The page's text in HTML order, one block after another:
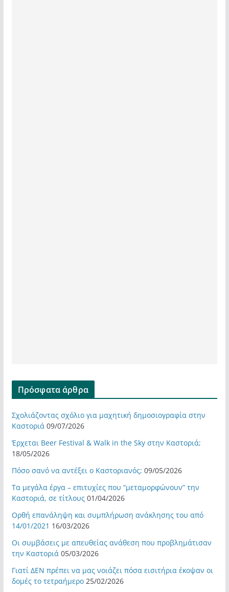
Πρόσφατα άρθρα
Σχολιάζοντας σχόλιο για μαχητική δημοσιογραφία στην
Καστοριά 09/07/2026
Έρχεται Beer Festival & Walk in the Sky στην Καστοριά;
18/05/2026
Πόσο σανό να αντέξει ο Καστοριανός; 09/05/2026
Τα μεγάλα έργα – επιτυχίες που “μεταμορφώνουν” την
Καστοριά, σε τίτλους 01/04/2026
Ορθή επανάληψη και συμπλήρωση ανάκλησης του από
14/01/2021 16/03/2026
Οι συμβάσεις με απευθείας ανάθεση που προβλημάτισαν
την Καστοριά 05/03/2026
Γιατί ΔΕΝ πρέπει να μας νοιάζει πόσα εισιτήρια έκοψαν οι
δομές το τετραήμερο 25/02/2026